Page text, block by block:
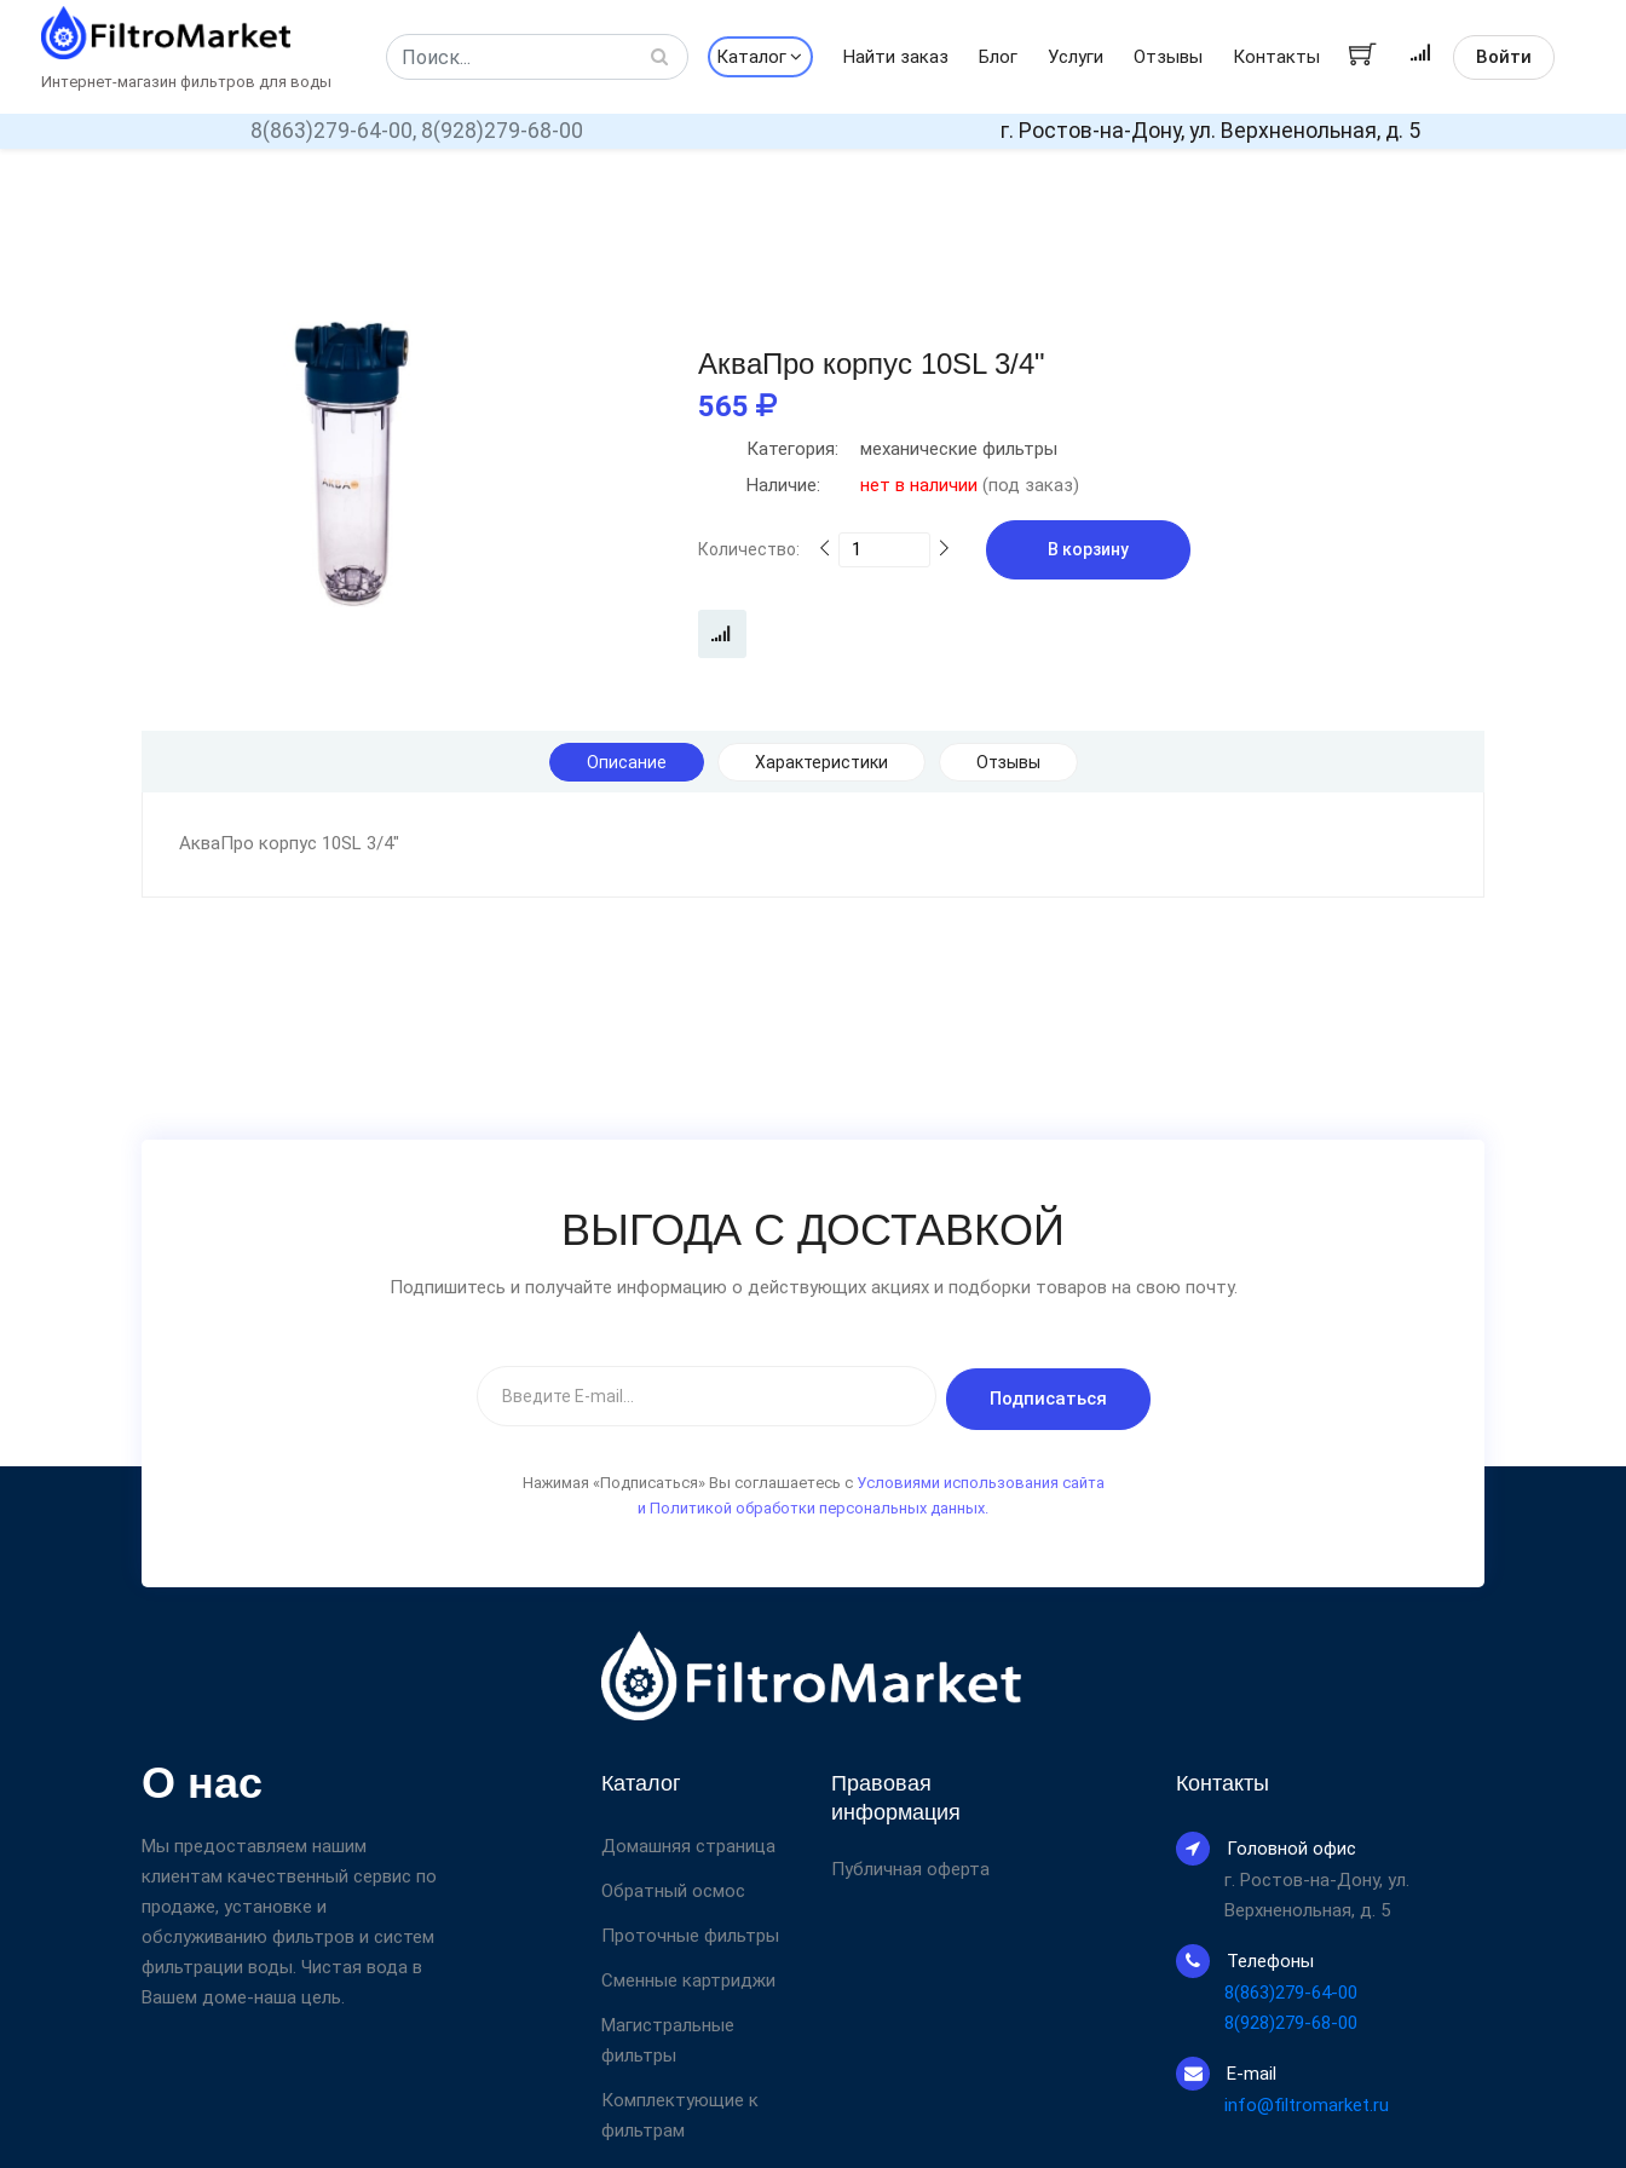
Интернет-магазин фильтров для воды
Каталог Найти заказ Блог Услуги Отзывы Контакты Войти
8(863)279-64-00, 8(928)279-68-00 г. Ростов-на-Дону, ул. Верхненольная, д. 5
АкваПро корпус 10SL 3/4"
565
Категория:
механические фильтры
Наличие:
нет в наличии (под заказ)
Количество: В корзину
Описание Характеристики Отзывы
АкваПро корпус 10SL 3/4"
ВЫГОДА С ДОСТАВКОЙ
Подпишитесь и получайте информацию о действующих акциях и подборки товаров на свою почту.
Подписаться
Нажимая «Подписаться» Вы соглашаетесь с Условиями использования сайта
и Политикой обработки персональных данных.
О нас
Мы предоставляем нашим
клиентам качественный сервис по
продаже, установке и
обслуживанию фильтров и систем
фильтрации воды. Чистая вода в
Вашем доме-наша цель.
Каталог
Домашняя страница
Обратный осмос
Проточные фильтры
Сменные картриджи
Магистральные
фильтры
Комплектующие к
фильтрам
Правовая
информация
Публичная оферта
Контакты
Головной офис
г. Ростов-на-Дону, ул.
Верхненольная, д. 5
Телефоны
8(863)279-64-00
8(928)279-68-00
E-mail
info@filtromarket.ru